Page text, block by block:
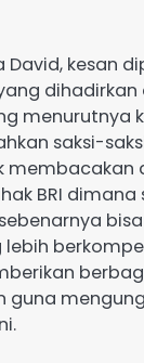
David, kesan
menurutnya
saksi-
membacakan
BRI
lebih
guna